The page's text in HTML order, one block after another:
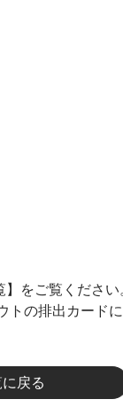
をご覧ください
の排出カード
戻る